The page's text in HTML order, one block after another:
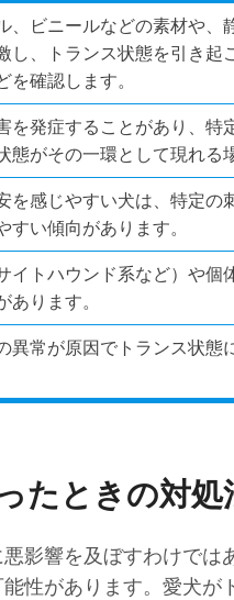
、ビニールなどの素材や、
し、トランス状態を引き起
を確認します。
を発症することがあり、特
態がその一環として現れる
を感じやすい犬は、特定の
すい傾向があります。
イトハウンド系など）や個
あります。
異常が原因でトランス状態
たときの対処
影響を及ぼすわけで
性があります。愛犬が